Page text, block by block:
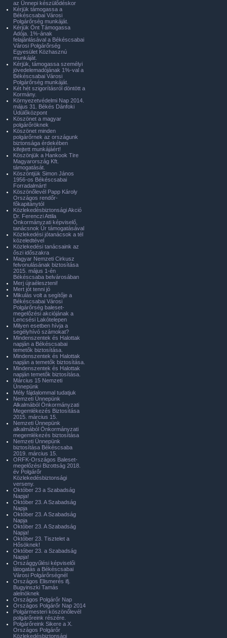
az Ünnepi készülődéskor
Kérjük támogassa a
Békéscsabai Városi
Polgárőrség munkáját.
Kérjük Önt Támogassa
Adója. 1%-ának
felajánlásával a Békéscsabai
Városi Polgárőrség
Egyesület Közhasznú
munkáját.
Kérjük, támogassa személyi
jövedelemadójának 1%-val a
Békéscsabai Városi
Polgárőrség munkáját.
Két hét szigorításról döntött a
Kormány.
Környezetvédelmi Nap 2014.
május 31. Békés Dánfoki
Üdülőközpont
Köszönet a magyar
polgárőröknek
Köszönet minden
polgárőrnek az országunk
biztonsága érdekében
kifejtett munkájáért!
Köszönjük a Hankook Tire
Magyarország Kft.
támogatását.
Köszöntjük Simon János
1956-os Békéscsabai
Forradalmárt!
Köszönőlevél Papp Károly
Országos rendőr-
főkapitánytól
Közlekedésbiztonsági Akció
Dr. Ferenczi Attila
Önkormányzati képviselő,
tanácsnok Úr támogatásával
Közlekedési jótanácsok a tél
közeledtével
Közlekedési tanácsaink az
őszi időszakra
Magyar Nemzeti Cirkusz
felvonulásának biztosítása
2015. május 1-én
Békéscsaba belvárosában
Merj újraéleszteni!
Mert jót tenni jó
Mikulás volt a segítője a
Békéscsabai Városi
Polgárőrség baleset-
megelőzési akciójának a
Lencsési Lakótelepen
Milyen esetben hívja a
segélyhívó számokat?
Mindenszentek és Halottak
napján a Békéscsabai
temetők biztosítása.
Mindenszentek és Halottak
napján a temetők biztosítása.
Mindenszentek és Halottak
napján temetők biztosítása.
Március 15 Nemzeti
Ünnepünk
Mély fájdalommal tudatjuk
Nemzeti Ünnepünk
Alkalmából Önkormányzati
Megemlékezés Biztosítása
2015. március 15.
Nemzeti Ünnepünk
alkalmából Önkormányzati
megemlékezés biztosítása
Nemzeti Ünnepünk
biztosítása Békéscsaba
2019. március 15.
ORFK-Országos Baleset-
megelőzési Bizottság 2018.
év Polgárőr
Közlekedésbiztonsági
verseny.
Október 23 a Szabadság
Napja!
Október 23. A Szabadság
Napja
Október 23. A Szabadság
Napja
Október 23. A Szabadság
Napja!
Október 23. Tisztelet a
Hősöknek!
Október 23. a Szabadság
Napja!
Országgyűlési képviselői
látogatás a Békéscsabai
Városi Polgárőrségnél
Országos Elismerés ifj.
Bugyinszki Tamás
alelnöknek
Országos Polgárőr Nap
Országos Polgárőr Nap 2014
Polgármesteri köszönőlevél
polgárőreink részére.
Polgárőreink Sikere a X.
Országos Polgárőr
Közlekedésbiztonsági